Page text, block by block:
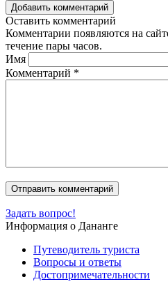
Добавить комментарий
Оставить комментарий
Комментарии появляются на
течение пары часов.
Имя
Комментарий *
Задать вопрос!
Информация о Дананге
Путеводитель туриста
Вопросы и ответы
Достопримечательности